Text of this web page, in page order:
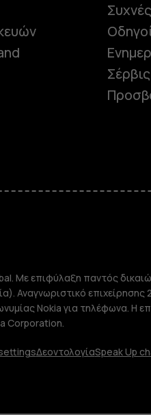
Με επιφύλαξη παντός
Αναγνωριστικό επιχείρησης
Nokia για τηλέφωνα. Η
Corporation.
ΔεοντολογίαSpeak Up